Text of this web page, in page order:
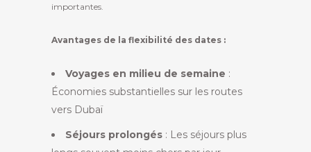
importantes.
Avantages de la flexibilité des dates :
Voyages en milieu de semaine :
Économies substantielles sur les routes
vers Dubaï
Séjours prolongés : Les séjours plus